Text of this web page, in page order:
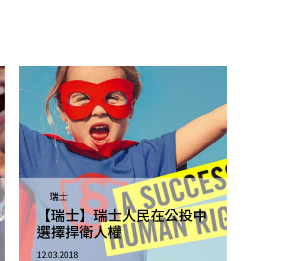
瑞士
【瑞士】瑞士人民在公投中
選擇捍衛人權
12.03.2018